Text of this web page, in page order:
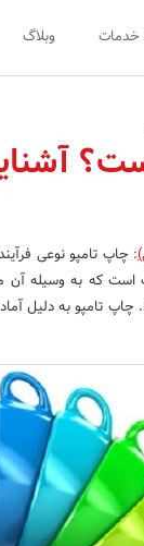
خدمات وبلاگ
: چاپ تامپو نوعی
است که به وسیله
تامپو به دلیل